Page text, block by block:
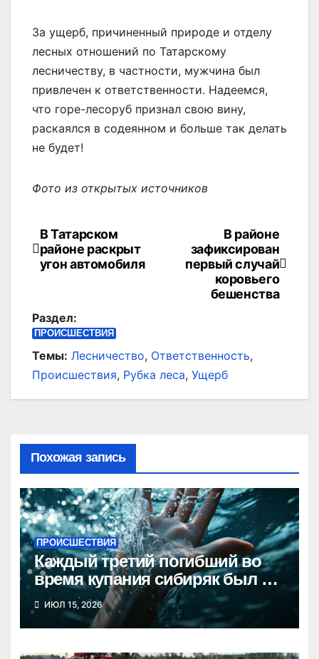
За ущерб, причиненный природе и отделу
лесных отношений по Татарскому
лесничеству, в частности, мужчина был
привлечен к ответственности. Надеемся,
что горе-лесоруб признал свою вину,
раскаялся в содеянном и больше так делать
не будет!
Фото из открытых источников
Навигация
по
В районе
зафиксирован
первый случай
коровьего
бешенства
В Татарском
районе раскрыт
угон автомобиля
Раздел:
ПРОИСШЕСТВИЯ
Темы: Лесничество, Ответственность,
Происшествия, Рубка леса, Ущерб
Похожая запись
ПРОИСШЕСТВИЯ
Каждый третий погибший во
время купания сибиряк был в
состоянии опьянения
ИЮЛ 15, 2026